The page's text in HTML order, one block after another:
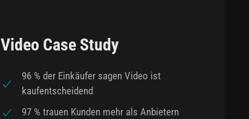
Video Case Study
96 % der Einkäufer sagen Video ist
kaufentscheidend
97 % trauen Kunden mehr als Anbietern